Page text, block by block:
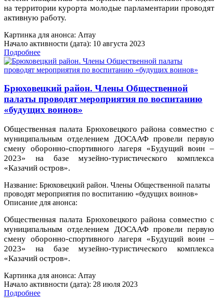
на территории курорта молодые парламентарии проводят
активную работу.
Картинка для анонса: Array
Начало активности (дата): 10 августа 2023
Подробнее
Брюховецкий район. Члены Общественной
палаты проводят мероприятия по воспитанию
«будущих воинов»
Общественная палата Брюховецкого района совместно с
муниципальным отделением ДОСААФ провели первую
смену оборонно-спортивного лагеря «Будущий воин –
2023» на базе музейно-туристического комплекса
«Казачий остров».
Название: Брюховецкий район. Члены Общественной палаты
проводят мероприятия по воспитанию «будущих воинов»
Описание для анонса:
Общественная палата Брюховецкого района совместно с
муниципальным отделением ДОСААФ провели первую
смену оборонно-спортивного лагеря «Будущий воин –
2023» на базе музейно-туристического комплекса
«Казачий остров».
Картинка для анонса: Array
Начало активности (дата): 28 июля 2023
Подробнее